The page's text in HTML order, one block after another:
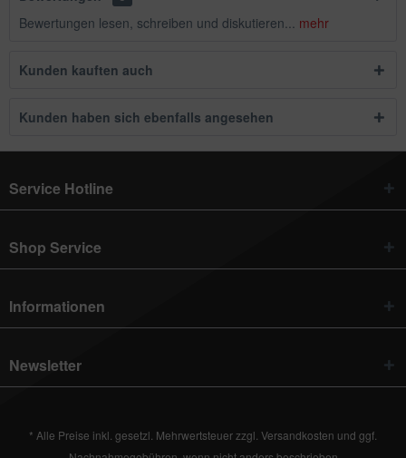
Bewertungen lesen, schreiben und diskutieren... mehr
Kunden kauften auch
Kunden haben sich ebenfalls angesehen
Service Hotline
Shop Service
Informationen
Newsletter
* Alle Preise inkl. gesetzl. Mehrwertsteuer zzgl. Versandkosten und ggf.